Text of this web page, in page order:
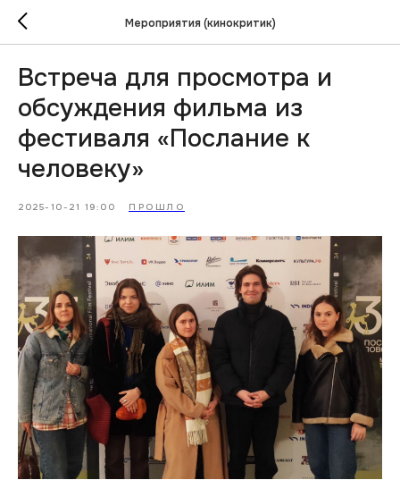
Мероприятия (кинокритик)
Встреча для просмотра и
обсуждения фильма из
фестиваля «Послание к
человеку»
2025-10-21 19:00 ПРОШЛО